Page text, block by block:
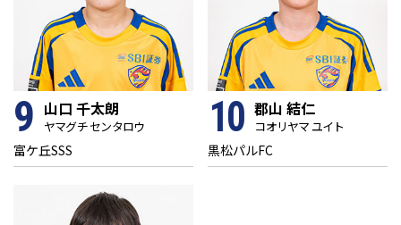
山口 千太朗
ヤマグチ センタロウ
9
富ケ丘SSS
郡山 結仁
コオリヤマ ユイト
10
黒松パルFC